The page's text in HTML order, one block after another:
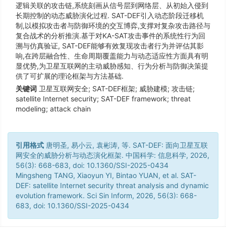
逻辑关联的攻击链,系统刻画从信号层到网络层、从初始入侵到
长期控制的动态威胁演化过程. SAT-DEF引入动态阶段迁移机
制,以模拟攻击者与防御环境的交互博弈,支撑对复杂攻击路径与
复合战术的分析推演.基于对KA-SAT攻击事件的系统性行为回
溯与仿真验证, SAT-DEF能够有效复现攻击者行为并评估其影
响,在跨层融合性、生命周期覆盖能力与动态适应性方面具有明
显优势,为卫星互联网的主动威胁感知、行为分析与防御决策提
供了可扩展的理论框架与方法基础.
关键词 卫星互联网安全; SAT-DEF框架; 威胁建模; 攻击链;
satellite Internet security; SAT-DEF framework; threat
modeling; attack chain
引用格式 唐明圣, 易小云, 袁彬涛, 等. SAT-DEF: 面向卫星互联
网安全的威胁分析与动态演化框架. 中国科学: 信息科学, 2026,
56(3): 668-683, doi: 10.1360/SSI-2025-0434
Mingsheng TANG, Xiaoyun YI, Bintao YUAN, et al. SAT-
DEF: satellite Internet security threat analysis and dynamic
evolution framework. Sci Sin Inform, 2026, 56(3): 668-
683, doi: 10.1360/SSI-2025-0434